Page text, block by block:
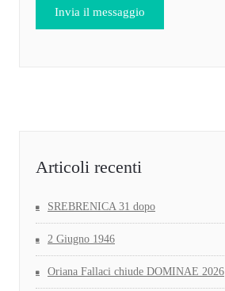
Articoli recenti
SREBRENICA 31 dopo
2 Giugno 1946
Oriana Fallaci chiude DOMINAE 2026